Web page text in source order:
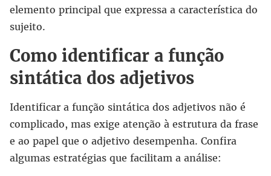
elemento principal que expressa a característica do
sujeito.
Como identificar a função
sintática dos adjetivos
Identificar a função sintática dos adjetivos não é
complicado, mas exige atenção à estrutura da frase
e ao papel que o adjetivo desempenha. Confira
algumas estratégias que facilitam a análise: